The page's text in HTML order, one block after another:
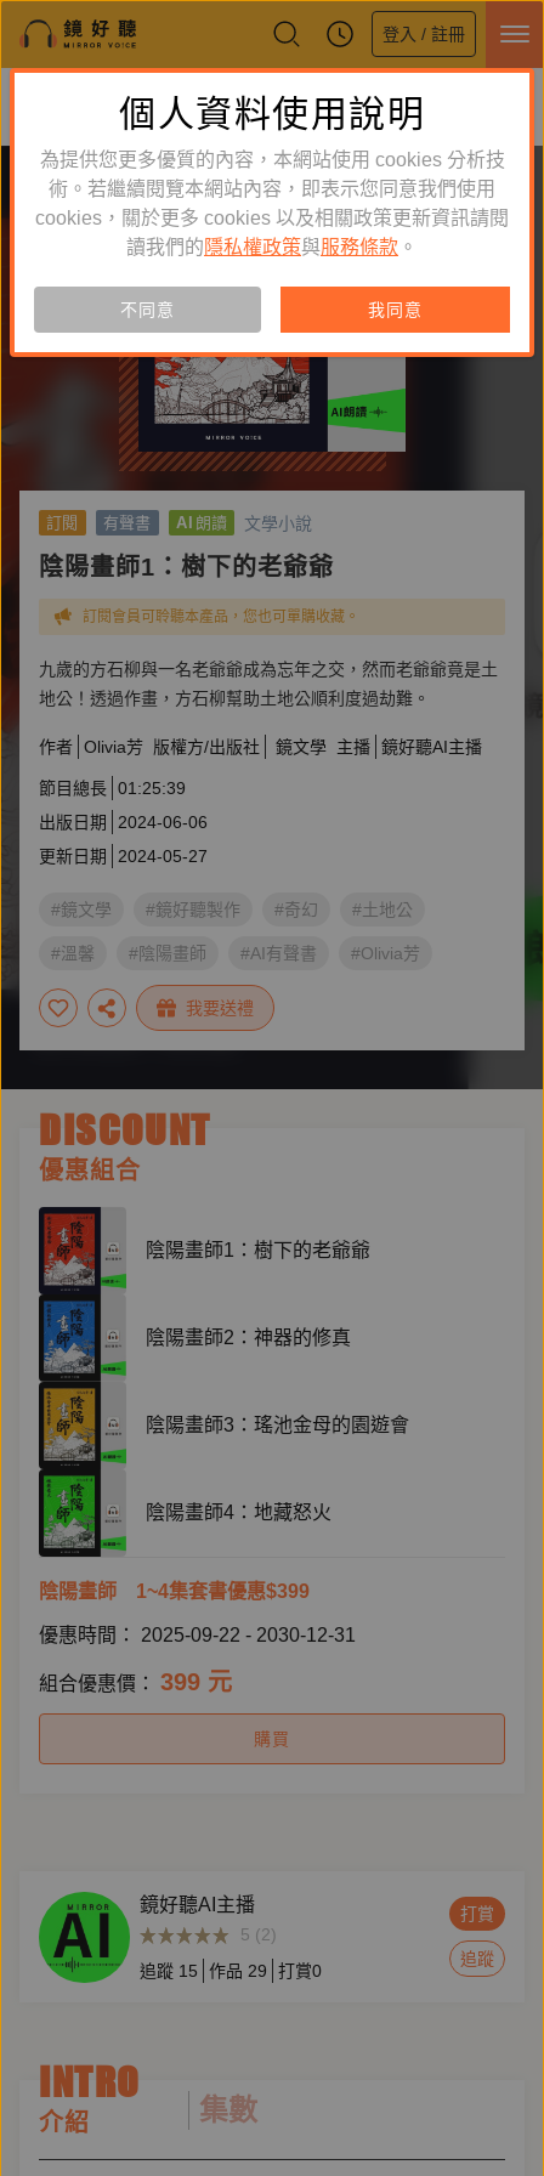
登入 / 註冊
鏡好聽全新APP上線
體驗全面升級，即刻下載
訂閱 有聲書 AI 朗讀 文學小說
陰陽畫師1：樹下的老爺爺
訂閱會員可聆聽本產品，您也可單購收藏。
九歲的方石柳與一名老爺爺成為忘年之交，然而老爺爺竟是土
地公！透過作畫，方石柳幫助土地公順利度過劫難。
作者 Olivia芳 版權方/出版社 鏡文學 主播 鏡好聽AI主播
節目總長 01:25:39
出版日期
2024-06-06
更新日期
2024-05-27
#鏡文學 #鏡好聽製作 #奇幻 #土地公
#溫馨 #陰陽畫師 #AI有聲書 #Olivia芳
我要送禮
DISCOUNT
優惠組合
陰陽畫師1：樹下的老爺爺
陰陽畫師2：神器的修真
陰陽畫師3：瑤池金母的園遊會
陰陽畫師4：地藏怒火
陰陽畫師 1~4集套書優惠$399
優惠時間： 2025-09-22 - 2030-12-31
組合優惠價： 399 元
購買
鏡好聽AI主播
5 (2)
追蹤 15 作品 29 打賞0
打賞
追蹤
INTRO
介紹 集數
個人資料使用說明
為提供您更多優質的內容，本網站使用 cookies 分析技
術。若繼續閱覽本網站內容，即表示您同意我們使用
cookies，關於更多 cookies 以及相關政策更新資訊請閱
讀我們的 隱私權政策與服務條款 。
不同意 我同意